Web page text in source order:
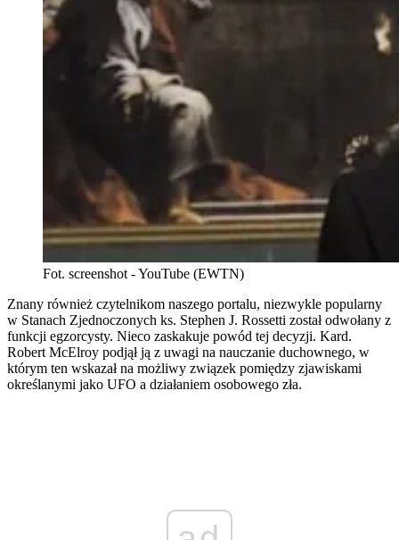
Fot. screenshot - YouTube (EWTN)
Znany również czytelnikom naszego portalu, niezwykle popularny
w Stanach Zjednoczonych ks. Stephen J. Rossetti został odwołany z
funkcji egzorcysty. Nieco zaskakuje powód tej decyzji. Kard.
Robert McElroy podjął ją z uwagi na nauczanie duchownego, w
którym ten wskazał na możliwy związek pomiędzy zjawiskami
określanymi jako UFO a działaniem osobowego zła.